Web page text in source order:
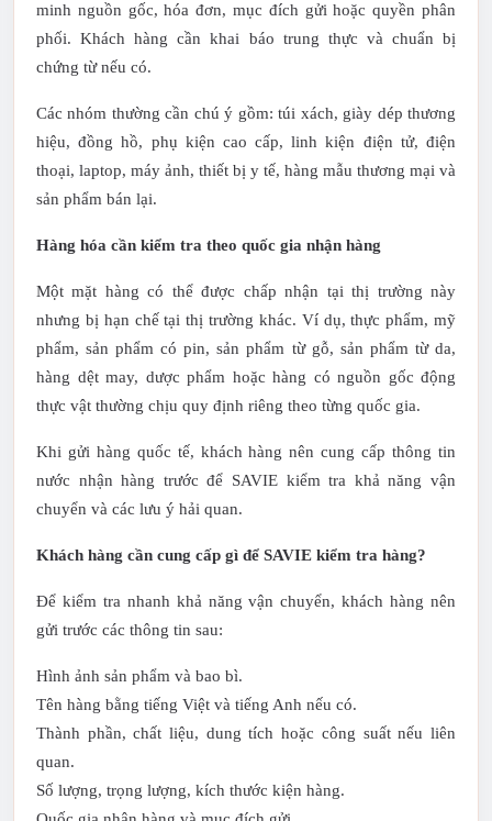
minh nguồn gốc, hóa đơn, mục đích gửi hoặc quyền phân
phối. Khách hàng cần khai báo trung thực và chuẩn bị
chứng từ nếu có.
Các nhóm thường cần chú ý gồm: túi xách, giày dép thương
hiệu, đồng hồ, phụ kiện cao cấp, linh kiện điện tử, điện
thoại, laptop, máy ảnh, thiết bị y tế, hàng mẫu thương mại và
sản phẩm bán lại.
Hàng hóa cần kiểm tra theo quốc gia nhận hàng
Một mặt hàng có thể được chấp nhận tại thị trường này
nhưng bị hạn chế tại thị trường khác. Ví dụ, thực phẩm, mỹ
phẩm, sản phẩm có pin, sản phẩm từ gỗ, sản phẩm từ da,
hàng dệt may, dược phẩm hoặc hàng có nguồn gốc động
thực vật thường chịu quy định riêng theo từng quốc gia.
Khi gửi hàng quốc tế, khách hàng nên cung cấp thông tin
nước nhận hàng trước để SAVIE kiểm tra khả năng vận
chuyển và các lưu ý hải quan.
Khách hàng cần cung cấp gì để SAVIE kiểm tra hàng?
Để kiểm tra nhanh khả năng vận chuyển, khách hàng nên
gửi trước các thông tin sau:
Hình ảnh sản phẩm và bao bì.
Tên hàng bằng tiếng Việt và tiếng Anh nếu có.
Thành phần, chất liệu, dung tích hoặc công suất nếu liên
quan.
Số lượng, trọng lượng, kích thước kiện hàng.